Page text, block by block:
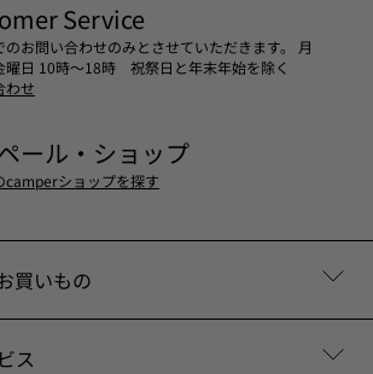
買いもの
ス
Service
のお問い合わせのみとさせていただきます。 月
曜日 10時～18時 祝祭日と年末年始を除く
わせ
ール・ショップ
camperショップを探す